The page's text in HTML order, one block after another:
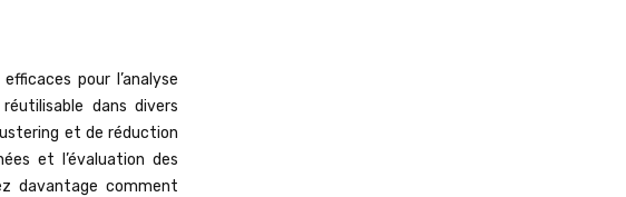
pour l’analyse
dans divers
et de réduction
et l’évaluation des
davantage comment